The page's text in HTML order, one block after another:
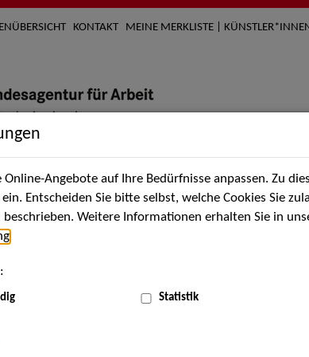
KONTAKT MEINE MERKLISTE |
Künstler*innen Über uns Aktuelles
Angebote auf Ihre Bedürfnisse anpassen. Zu
Entscheiden Sie bitte selbst, welche Cookies Sie
Weitere Informationen erhalten Sie in
Statistik